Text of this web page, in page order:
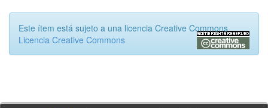
Este ítem está sujeto a una licencia Creative Commons
Licencia Creative Commons